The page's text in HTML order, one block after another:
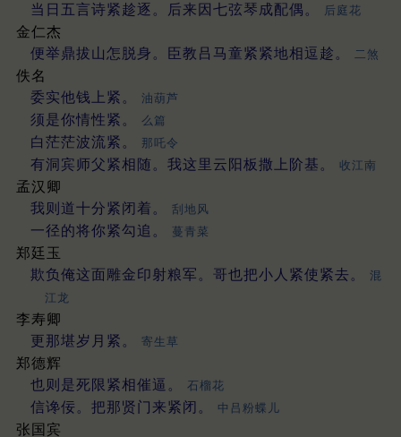
当日五言诗紧趁逐。后来因七弦琴成配偶。
后庭花
金仁杰
便举鼎拔山怎脱身。臣教吕马童紧紧地相逗趁。
二煞
佚名
委实他钱上紧。
油葫芦
须是你情性紧。 么篇
白茫茫波流紧。 那吒令
有洞宾师父紧相随。我这里云阳板撒上阶基。 收江南
孟汉卿
我则道十分紧闭着。
刮地风
一径的将你紧勾追。 蔓青菜
郑廷玉
欺负俺这面雕金印射粮军。哥也把小人紧使紧去。
混
江龙
李寿卿
更那堪岁月紧。
寄生草
郑德辉
也则是死限紧相催逼。
石榴花
信谗佞。把那贤门来紧闭。 中吕粉蝶儿
张国宾